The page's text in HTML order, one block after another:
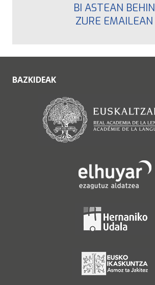
BI ASTEAN BEHIN
ZURE EMAILEAN
BAZKIDEAK